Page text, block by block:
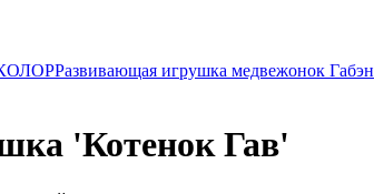
Развивающая игрушка медвежонок Габэн
'Котенок Гав'